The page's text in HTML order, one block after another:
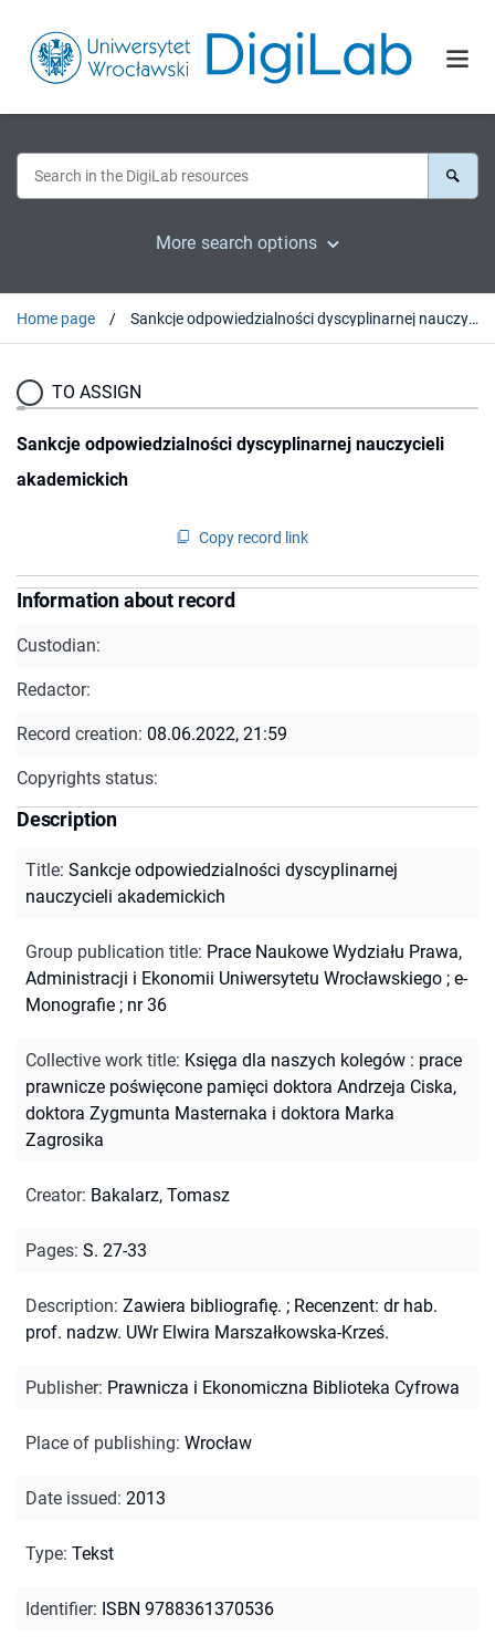
More search options
Home page Sankcje odpowiedzialności dyscyplinarnej nauczycieli akademickich
TO ASSIGN
Sankcje odpowiedzialności dyscyplinarnej nauczycieli
akademickich
Copy record link
Information about record
Custodian:
Redactor:
Record creation: 08.06.2022, 21:59
Copyrights status:
Description
Title: Sankcje odpowiedzialności dyscyplinarnej
nauczycieli akademickich
Group publication title: Prace Naukowe Wydziału Prawa,
Administracji i Ekonomii Uniwersytetu Wrocławskiego ; e-
Monografie ; nr 36
Collective work title: Księga dla naszych kolegów : prace
prawnicze poświęcone pamięci doktora Andrzeja Ciska,
doktora Zygmunta Masternaka i doktora Marka
Zagrosika
Creator: Bakalarz, Tomasz
Pages: S. 27-33
Description: Zawiera bibliografię. ; Recenzent: dr hab.
prof. nadzw. UWr Elwira Marszałkowska-Krześ.
Publisher: Prawnicza i Ekonomiczna Biblioteka Cyfrowa
Place of publishing: Wrocław
Date issued: 2013
Type: Tekst
Identifier: ISBN 9788361370536